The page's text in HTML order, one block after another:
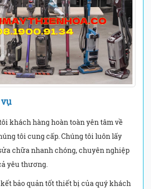
khách hàng hoàn toàn yên tâm về
tôi cung cấp. Chúng tôi luôn lấy
chữa nhanh chóng, chuyên nghiệp
yêu thương.
bảo quản tốt thiết bị của quý khách